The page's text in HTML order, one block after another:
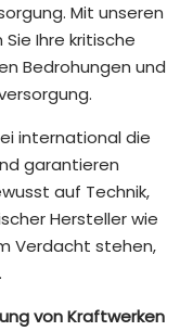
Mit unseren
Ihre kritische
Bedrohungen und
international die
garantieren
auf Technik,
Hersteller wie
Verdacht stehen,
von Kraftwerken